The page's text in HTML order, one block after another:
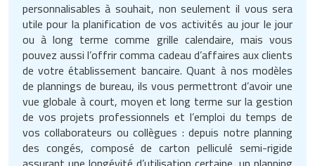
Signalisation routière
Table de pique nique
Sac shopping
Thermomètre de mesure
Ustensile cuisine professionnel
Vêtements personnalisés
Vitrines pour magasin
Tables pour atelier
Techniques
Traitement de l'air
Traitement des eaux
Trancheuse professionnelle
Robots de nettoyage
Savons et soins du corps
Tapis de bureau
Tapis et caillebotis
Traitement des surfaces
Equipement Tir au fusil
Equipement volley ball
Equipements de football
Equipements de karting
Equipements pour patinage
Mixeurs et blenders professionnels
Mobilier self service
Pétrin professionnel
Piano de cuisson
Plats et plateaux
personnalisables à souhait, non seulement il vous sera
utile pour la planification de vos activités au jour le jour
ou à long terme comme grille calendaire, mais vous
pouvez aussi l’offrir comma cadeau d’affaires aux clients
de votre établissement bancaire. Quant à nos modèles
de plannings de bureau, ils vous permettront d’avoir une
vue globale à court, moyen et long terme sur la gestion
de vos projets professionnels et l’emploi du temps de
vos collaborateurs ou collègues : depuis notre planning
des congés, composé de carton pelliculé semi-rigide